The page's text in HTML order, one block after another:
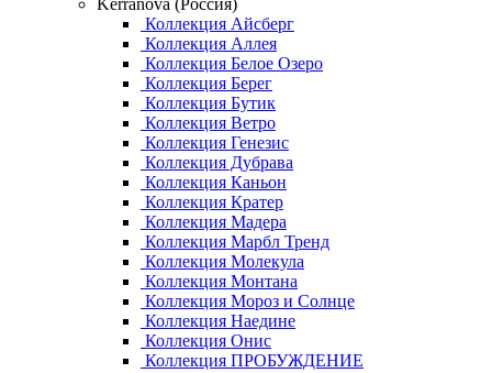
Kerranova (Россия)
Коллекция Айсберг
Коллекция Аллея
Коллекция Белое Озеро
Коллекция Берег
Коллекция Бутик
Коллекция Ветро
Коллекция Генезис
Коллекция Дубрава
Коллекция Каньон
Коллекция Кратер
Коллекция Мадера
Коллекция Марбл Тренд
Коллекция Молекула
Коллекция Монтана
Коллекция Мороз и Солнце
Коллекция Наедине
Коллекция Онис
Коллекция ПРОБУЖДЕНИЕ